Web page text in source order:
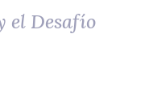
el Desafío